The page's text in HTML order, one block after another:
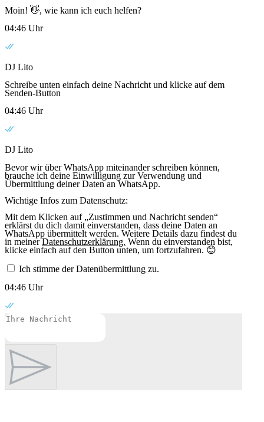
Moin! 👋, wie kann ich euch helfen?
04:46 Uhr
DJ Lito
Schreibe unten einfach deine Nachricht und klicke auf dem
Senden-Button
04:46 Uhr
DJ Lito
Bevor wir über WhatsApp miteinander schreiben können,
brauche ich deine Einwilligung zur Verwendung und
Übermittlung deiner Daten an WhatsApp.
Wichtige Infos zum Datenschutz:
Mit dem Klicken auf „Zustimmen und Nachricht senden“
erklärst du dich damit einverstanden, dass deine Daten an
WhatsApp übermittelt werden. Weitere Details dazu findest du
in meinerDatenschutzerklärung. Wenn du einverstanden bist,
klicke einfach auf den Button unten, um fortzufahren. 😊
Ich stimme der Datenübermittlung zu.
04:46 Uhr